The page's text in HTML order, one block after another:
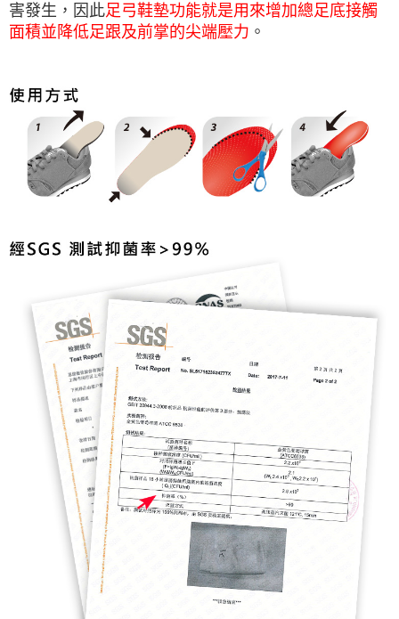
害發生，因此足弓鞋墊功能就是用來增加總足底接觸
面積並降低足跟及前掌的尖端壓力 。